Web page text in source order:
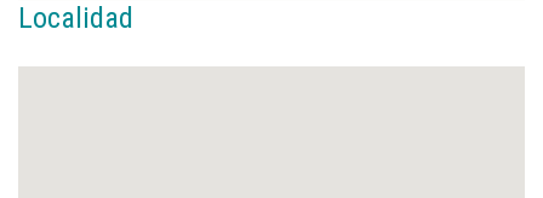
Localidad